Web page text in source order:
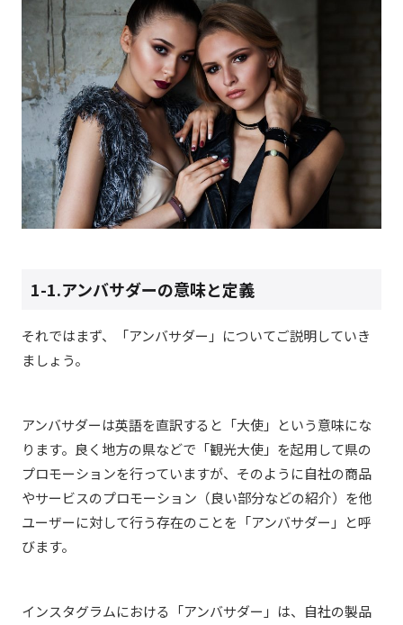
1-1.アンバサダーの意味と定義
それではまず、「アンバサダー」についてご説明していき
ましょう。
アンバサダーは英語を直訳すると「大使」という意味にな
ります。良く地方の県などで「観光大使」を起用して県の
プロモーションを行っていますが、そのように自社の商品
やサービスのプロモーション（良い部分などの紹介）を他
ユーザーに対して行う存在のことを「アンバサダー」と呼
びます。
インスタグラムにおける「アンバサダー」は、自社の製品